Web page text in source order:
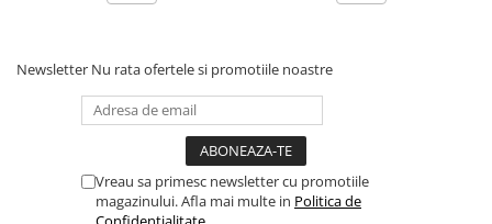
Newsletter Nu rata ofertele si promotiile noastre
Vreau sa primesc newsletter cu promotiile
magazinului. Afla mai multe in Politica de